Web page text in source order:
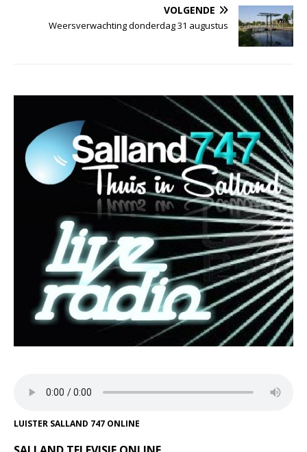
VOLGENDE
Weersverwachting donderdag 31 augustus
LUISTER SALLAND 747 ONLINE